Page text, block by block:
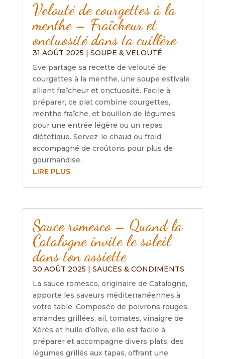
Velouté de courgettes à la
menthe – Fraîcheur et
onctuosité dans ta cuillère
31 AOÛT 2025 | SOUPE & VELOUTÉ
Eve partage sa recette de velouté de
courgettes à la menthe, une soupe estivale
alliant fraîcheur et onctuosité. Facile à
préparer, ce plat combine courgettes,
menthe fraîche, et bouillon de légumes
pour une entrée légère ou un repas
diététique. Servez-le chaud ou froid,
accompagné de croûtons pour plus de
gourmandise.
LIRE PLUS
Sauce romesco – Quand la
Catalogne invite le soleil
dans ton assiette
30 AOÛT 2025
SAUCES & CONDIMENTS
La sauce romesco, originaire de Catalogne,
apporte les saveurs méditerranéennes à
votre table. Composée de poivrons rouges,
amandes grillées, ail, tomates, vinaigre de
Xérès et huile d’olive, elle est facile à
préparer et accompagne divers plats, des
légumes grillés aux tapas, offrant une